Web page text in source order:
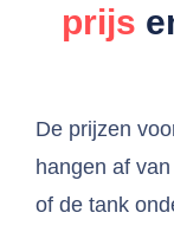
prijs
De prijzen
hangen af
of de tank